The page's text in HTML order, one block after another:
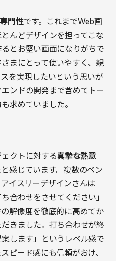
門性です。これまでWeb画
んどデザインを担ってこな
とお堅い画面になりがちで
まにとって使いやすく、親
を実現したいという思いが
ンドの開発まで含めてトー
求めていました。
クトに対する真摯な熱意
感じています。複数のベン
イスリーデザインさんは
合わせをさせてください」
解像度を徹底的に高めてか
きました。打ち合わせが終
します」というレベル感で
ピード感にも信頼がおけ、